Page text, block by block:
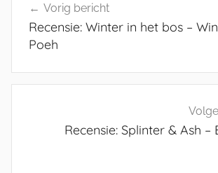
navigatie
Vorig bericht
Recensie: Winter in het bos –
Poeh
Recensie: Splinter & Ash –